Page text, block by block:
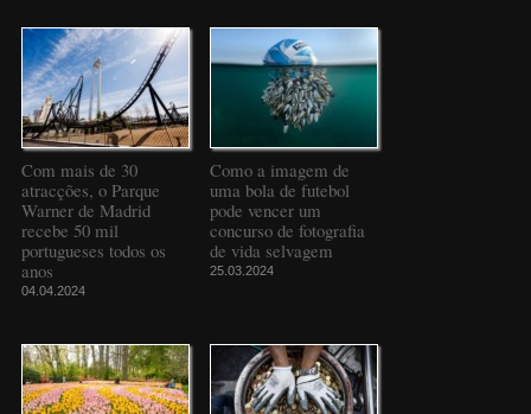
Com mais de 30
atracções, o Parque
Warner de Madrid
recebe 50 mil
portugueses todos os
anos
04.04.2024
Como a imagem de
uma bola de futebol
pode vencer um
concurso de fotografia
de vida selvagem
25.03.2024